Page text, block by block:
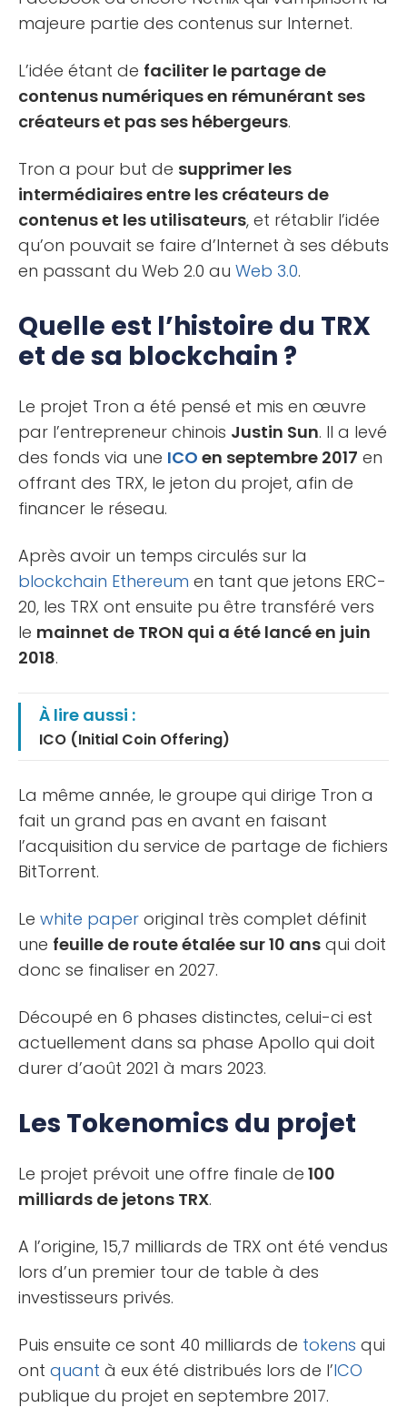
majeure partie des contenus sur Internet.
L’idée étant de faciliter le partage de
contenus numériques en rémunérant ses
créateurs et pas ses hébergeurs.
Tron a pour but de supprimer les
intermédiaires entre les créateurs de
contenus et les utilisateurs, et rétablir l’idée
qu’on pouvait se faire d’Internet à ses débuts
en passant du Web 2.0 au Web 3.0.
Quelle est l’histoire du TRX
et de sa blockchain ?
Le projet Tron a été pensé et mis en œuvre
par l’entrepreneur chinois Justin Sun. Il a levé
des fonds via une ICO en septembre 2017 en
offrant des TRX, le jeton du projet, afin de
financer le réseau.
Après avoir un temps circulés sur la
blockchain Ethereum en tant que jetons ERC-
20, les TRX ont ensuite pu être transféré vers
le mainnet de TRON qui a été lancé en juin
2018.
À lire aussi :
ICO (Initial Coin Offering)
La même année, le groupe qui dirige Tron a
fait un grand pas en avant en faisant
l’acquisition du service de partage de fichiers
BitTorrent.
Le white paper original très complet définit
une feuille de route étalée sur 10 ans qui doit
donc se finaliser en 2027.
Découpé en 6 phases distinctes, celui-ci est
actuellement dans sa phase Apollo qui doit
durer d’août 2021 à mars 2023.
Les Tokenomics du projet
Le projet prévoit une offre finale de 100
milliards de jetons TRX.
A l’origine, 15,7 milliards de TRX ont été vendus
lors d’un premier tour de table à des
investisseurs privés.
Puis ensuite ce sont 40 milliards de tokens qui
ont quant à eux été distribués lors de l’ICO
publique du projet en septembre 2017.